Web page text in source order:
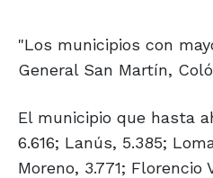
"Los municipios con
General San Martín,
El municipio que hasta
6.616; Lanús, 5.385;
Moreno, 3.771; Florencio